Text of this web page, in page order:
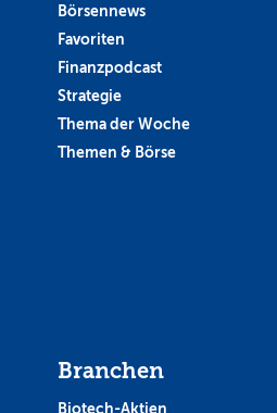
Börsennews
Favoriten
Finanzpodcast
Strategie
Thema der Woche
Themen & Börse
Branchen
Biotech-Aktien